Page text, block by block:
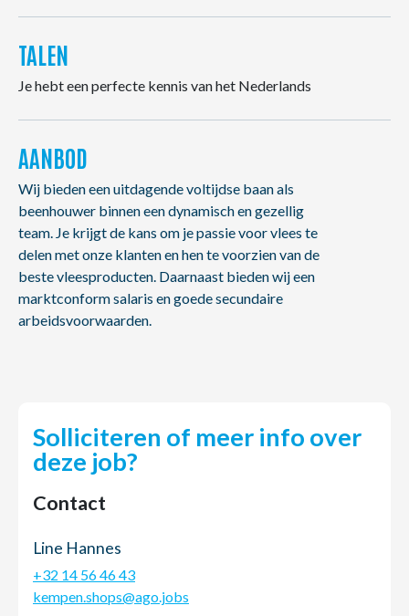
TALEN
Je hebt een perfecte kennis van het Nederlands
AANBOD
Wij bieden een uitdagende voltijdse baan als
beenhouwer binnen een dynamisch en gezellig
team. Je krijgt de kans om je passie voor vlees te
delen met onze klanten en hen te voorzien van de
beste vleesproducten. Daarnaast bieden wij een
marktconform salaris en goede secundaire
arbeidsvoorwaarden.
Solliciteren of meer info over
deze job?
Contact
Line Hannes
+32 14 56 46 43
kempen.shops@ago.jobs